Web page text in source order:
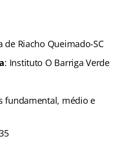
de Riacho Queimado-SC
: Instituto O Barriga Verde
fundamental, médio e